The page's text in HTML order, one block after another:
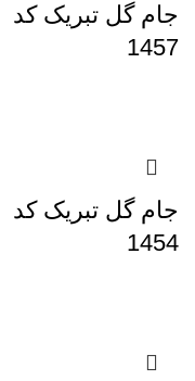
جام گل تبریک کد
1457
جام گل تبریک کد
1454